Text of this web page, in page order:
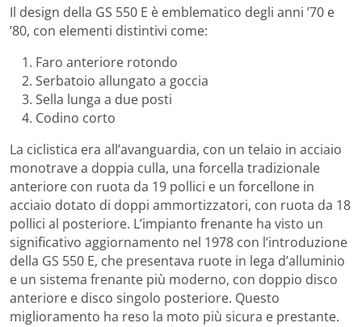
Il design della GS 550 E è emblematico degli anni ’70 e
’80, con elementi distintivi come:
Faro anteriore rotondo
Serbatoio allungato a goccia
Sella lunga a due posti
Codino corto
La ciclistica era all’avanguardia, con un telaio in acciaio
monotrave a doppia culla, una forcella tradizionale
anteriore con ruota da 19 pollici e un forcellone in
acciaio dotato di doppi ammortizzatori, con ruota da 18
pollici al posteriore. L’impianto frenante ha visto un
significativo aggiornamento nel 1978 con l’introduzione
della GS 550 E, che presentava ruote in lega d’alluminio
e un sistema frenante più moderno, con doppio disco
anteriore e disco singolo posteriore. Questo
miglioramento ha reso la moto più sicura e prestante.